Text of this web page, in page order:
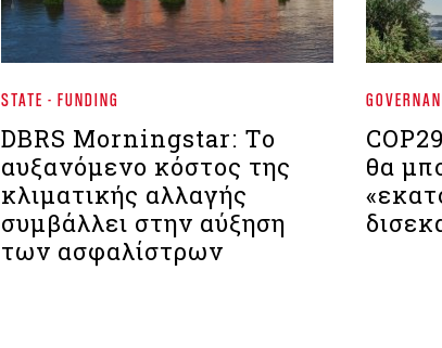
STATE - FUNDING
DBRS Morningstar: Το
αυξανόμενο κόστος της
κλιματικής αλλαγής
συμβάλλει στην αύξηση
των ασφαλίστρων
θα